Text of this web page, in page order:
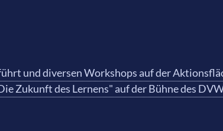
und diversen Workshops auf der
Zukunft des Lernens" auf der Bühne des